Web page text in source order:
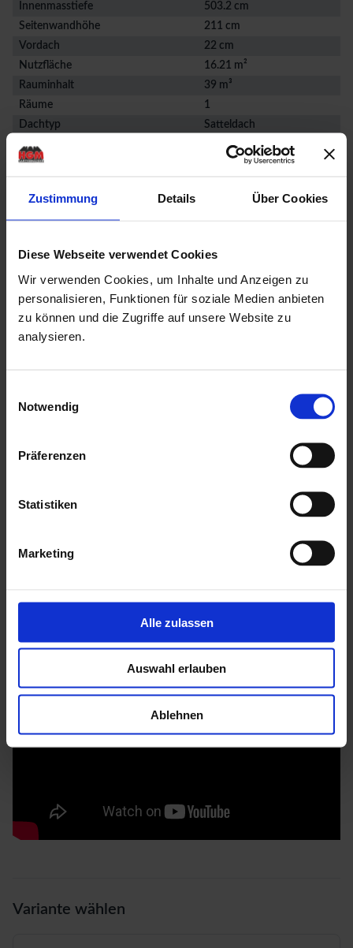
Zustimmung Details Über Cookies
Diese Webseite verwendet Cookies
Wir verwenden Cookies, um Inhalte und Anzeigen zu
personalisieren, Funktionen für soziale Medien anbieten
zu können und die Zugriffe auf unsere Website zu
analysieren.
Notwendig
Präferenzen
Statistiken
Marketing
Alle zulassen
Auswahl erlauben
Ablehnen
Innenmasstiefe
503.2 cm
Seitenwandhöhe
211 cm
Vordach
22 cm
Nutzfläche
16.21 m²
Rauminhalt
39 m³
Räume
1
Dachtyp
Satteldach
Produktbeschreibung
kammergetrocknetes, naturbelassenes Qualitäts-
19 mm Blockbohlenstärke mit einfacher Nut & Feder
winddichter Eckversatz durch Schweizer-Charlet-
mit einer Doppeltür in der Vorderfront
mit aufgesetzten Sprossen in Türen
mit einer ausführlichen, deutschen Montageanleitung
Variante wählen